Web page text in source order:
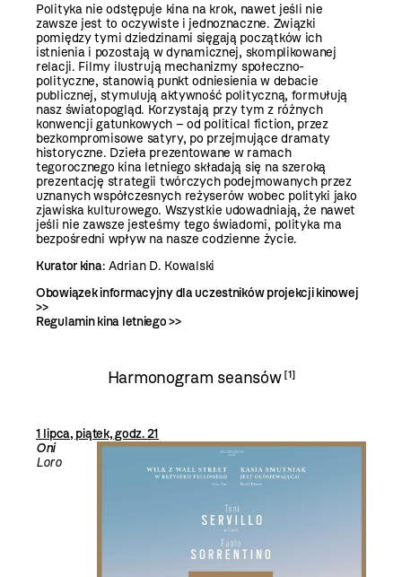
Polityka nie odstępuje kina na krok, nawet jeśli nie
zawsze jest to oczywiste i jednoznaczne. Związki
pomiędzy tymi dziedzinami sięgają początków ich
istnienia i pozostają w dynamicznej, skomplikowanej
relacji. Filmy ilustrują mechanizmy społeczno-
polityczne, stanowią punkt odniesienia w debacie
publicznej, stymulują aktywność polityczną, formułują
nasz światopogląd. Korzystają przy tym z różnych
konwencji gatunkowych – od political fiction, przez
bezkompromisowe satyry, po przejmujące dramaty
historyczne. Dzieła prezentowane w ramach
tegorocznego kina letniego składają się na szeroką
prezentację strategii twórczych podejmowanych przez
uznanych współczesnych reżyserów wobec polityki jako
zjawiska kulturowego. Wszystkie udowadniają, że nawet
jeśli nie zawsze jesteśmy tego świadomi, polityka ma
bezpośredni wpływ na nasze codzienne życie.
Kurator kina: Adrian D. Kowalski
Obowiązek informacyjny dla uczestników projekcji kinowej
>>
Regulamin kina letniego >>
Harmonogram seansów [1]
1 lipca, piątek, godz. 21
Oni
Loro